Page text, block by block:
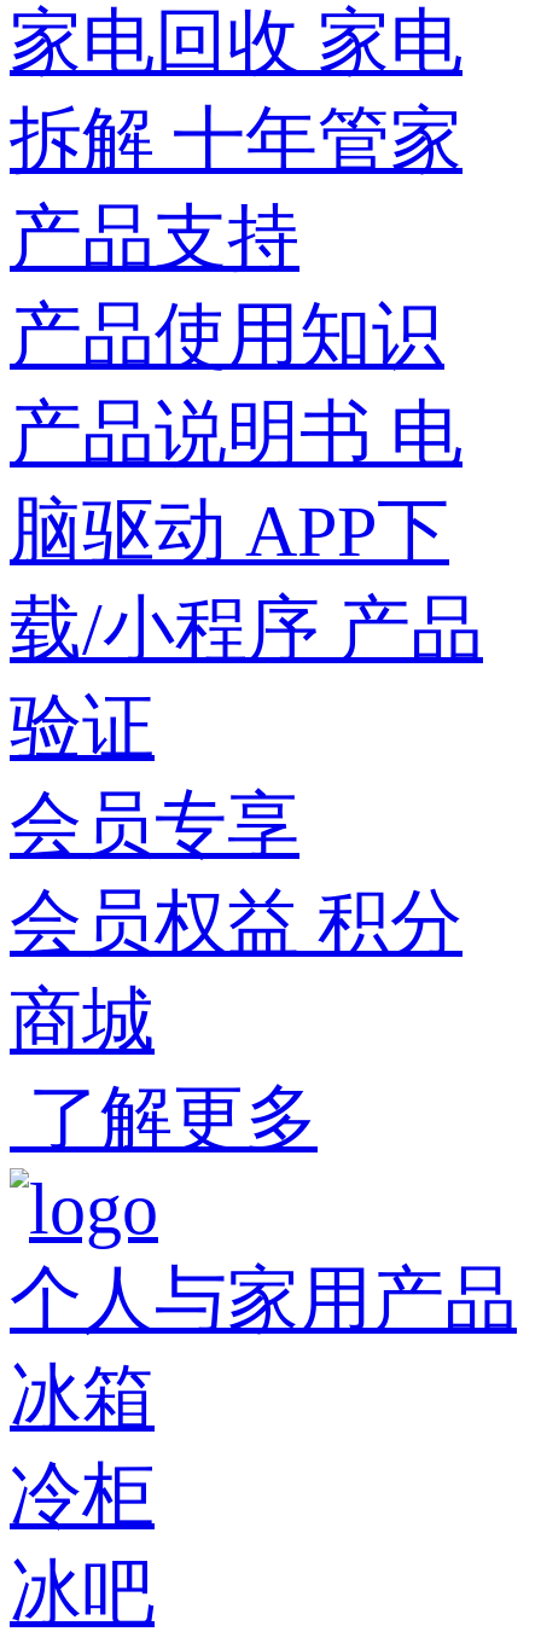
家电回收 家电
拆解 十年管家
产品支持
产品使用知识
产品说明书 电
脑驱动 APP下
载/小程序 产品
验证
会员专享
会员权益 积分
商城
了解更多
个人与家用产品
冰箱
冷柜
冰吧